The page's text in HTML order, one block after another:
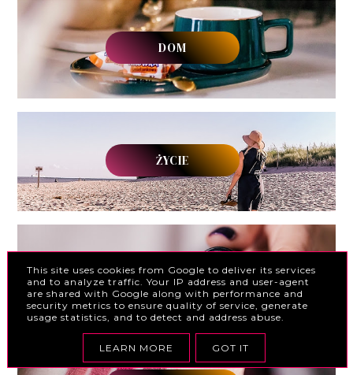
DOM
ŻYCIE
OPINIE
This site uses cookies from Google to deliver its services
and to analyze traffic. Your IP address and user-agent
are shared with Google along with performance and
security metrics to ensure quality of service, generate
usage statistics, and to detect and address abuse.
LEARN MORE GOT IT